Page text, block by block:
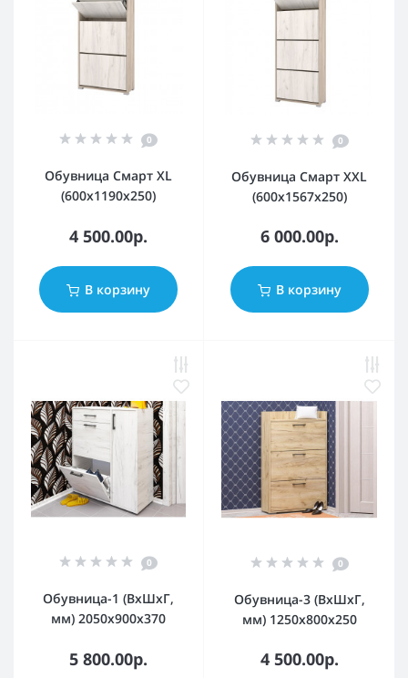
0
Обувница Смарт XL
(600х1190х250)
4 500.00р.
В корзину
0
Обувница Смарт XXL
(600х1567х250)
6 000.00р.
В корзину
0
Обувница-1 (ВхШхГ,
мм) 2050х900х370
5 800.00р.
0
Обувница-3 (ВхШхГ,
мм) 1250х800х250
4 500.00р.